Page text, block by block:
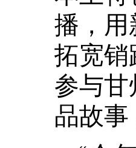
播，
拓宽
参与
品故